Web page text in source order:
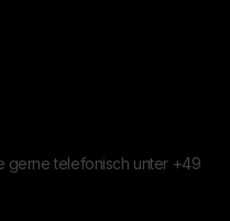
zu Element 1
zu Element 2
zu Element 3
zu Element 4
gerne telefonisch unter +49